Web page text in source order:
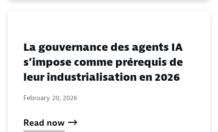
La gouvernance des agents IA
s’impose comme prérequis de
leur industrialisation en 2026
February 20, 2026
Read now